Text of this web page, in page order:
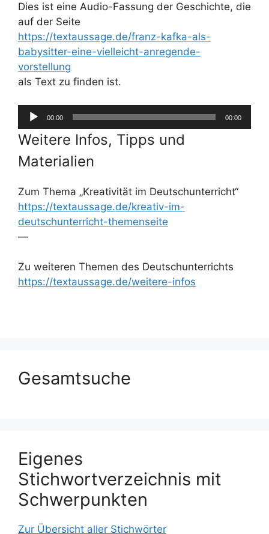
Dies ist eine Audio-Fassung der Geschichte, die
auf der Seite
https://textaussage.de/franz-kafka-als-
babysitter-eine-vielleicht-anregende-
vorstellung
als Text zu finden ist.
Audio-
Player
00:00 00:00
Weitere Infos, Tipps und
Materialien
Zum Thema „Kreativität im Deutschunterricht“
https://textaussage.de/kreativ-im-
deutschunterricht-themenseite
—
Zu weiteren Themen des Deutschunterrichts
https://textaussage.de/weitere-infos
Gesamtsuche
Eigenes
Stichwortverzeichnis mit
Schwerpunkten
Zur Übersicht aller Stichwörter